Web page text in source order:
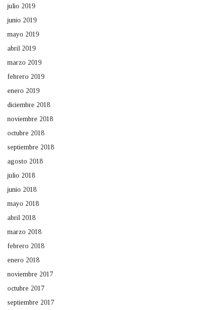
julio 2019
junio 2019
mayo 2019
abril 2019
marzo 2019
febrero 2019
enero 2019
diciembre 2018
noviembre 2018
octubre 2018
septiembre 2018
agosto 2018
julio 2018
junio 2018
mayo 2018
abril 2018
marzo 2018
febrero 2018
enero 2018
noviembre 2017
octubre 2017
septiembre 2017